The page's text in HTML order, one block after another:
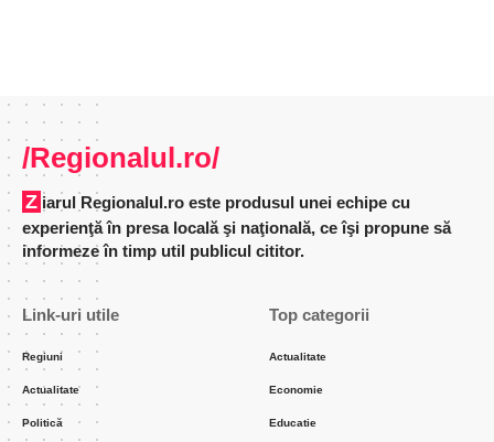
/Regionalul.ro/
Ziarul Regionalul.ro este produsul unei echipe cu
experienţă în presa locală şi naţională, ce îşi propune să
informeze în timp util publicul cititor.
Link-uri utile
Regiuni
Actualitate
Politică
Top categorii
Actualitate
Economie
Educatie